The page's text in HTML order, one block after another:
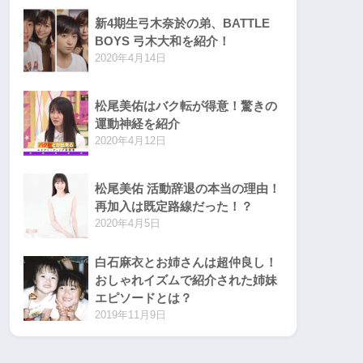
新4期生弓木奈於の弟、BATTLE
BOYS 弓木大和を紹介！
2020年4月14日
松尾美佑はバク転が得意！驚きの
運動神経を紹介
2020年4月12日
松尾美佑 活動辞退の本当の理由！
再加入は既定路線だった！？
2020年4月5日
白石麻衣とお姉さんは超仲良し！
おしゃれイズムで紹介された姉妹
エピソードとは？
2019年11月9日